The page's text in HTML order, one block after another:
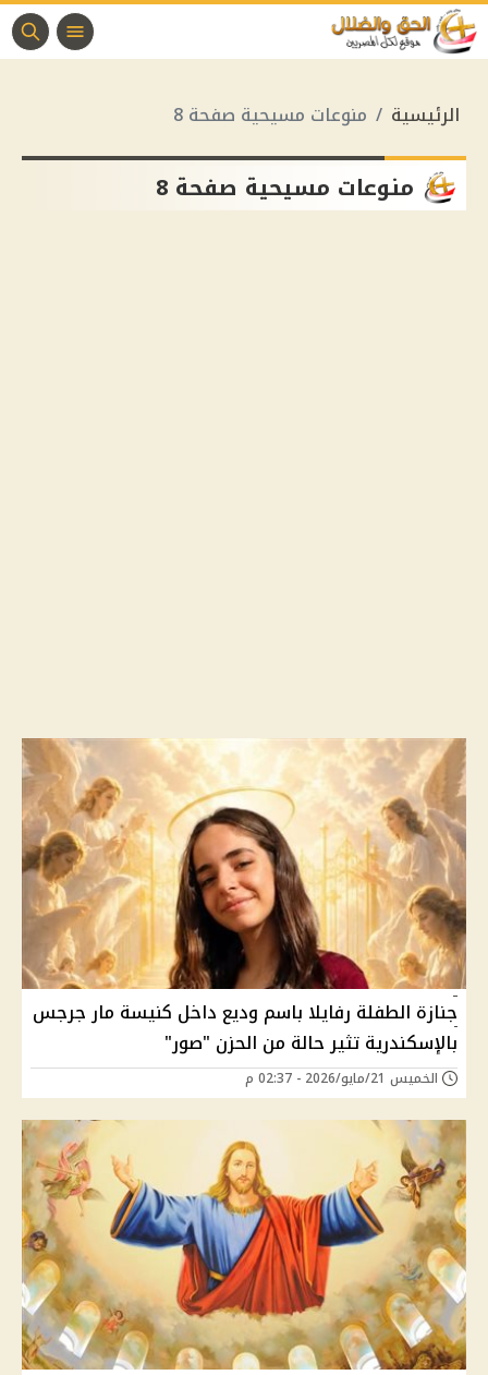
الرئيسية منوعات مسيحية صفحة 8
منوعات مسيحية صفحة 8
جنازة الطفلة رفايلا باسم وديع داخل كنيسة مار جرجس
بالإسكندرية تثير حالة من الحزن "صور"
الخميس 21/مايو/2026 - 02:37 م